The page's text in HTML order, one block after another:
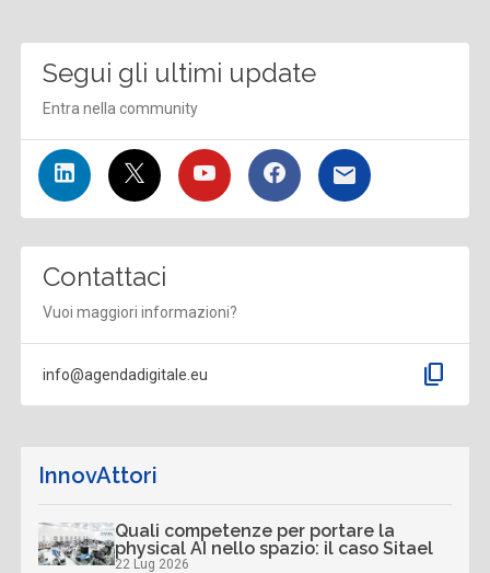
Segui gli ultimi update
Entra nella community
Contattaci
Vuoi maggiori informazioni?
info@agendadigitale.eu content_copy
InnovAttori
Quali competenze per portare la
physical AI nello spazio: il caso Sitael
22 Lug 2026